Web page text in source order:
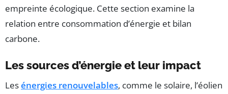
empreinte écologique. Cette section examine la
relation entre consommation d’énergie et bilan
carbone.
Les sources d’énergie et leur impact
Lesénergies renouvelables, comme le solaire, l’éolien